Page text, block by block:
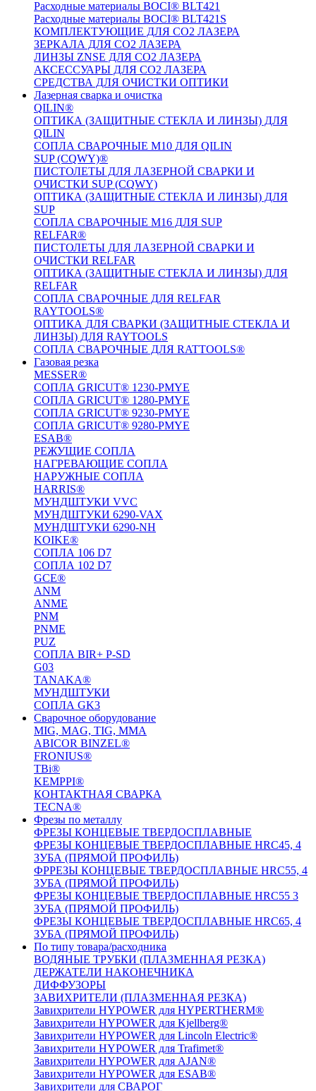
Расходные материалы BOCI® BLT421
Расходные материалы BOCI® BLT421S
КОМПЛЕКТУЮЩИЕ ДЛЯ CO2 ЛАЗЕРА
ЗЕРКАЛА ДЛЯ CO2 ЛАЗЕРА
ЛИНЗЫ ZNSE ДЛЯ CO2 ЛАЗЕРА
АКСЕССУАРЫ ДЛЯ CO2 ЛАЗЕРА
СРЕДСТВА ДЛЯ ОЧИСТКИ ОПТИКИ
Лазерная сварка и очистка
QILIN®
ОПТИКА (ЗАЩИТНЫЕ СТЕКЛА И ЛИНЗЫ) ДЛЯ
QILIN
СОПЛА СВАРОЧНЫЕ M10 ДЛЯ QILIN
SUP (CQWY)®
ПИСТОЛЕТЫ ДЛЯ ЛАЗЕРНОЙ СВАРКИ И
ОЧИСТКИ SUP (CQWY)
ОПТИКА (ЗАЩИТНЫЕ СТЕКЛА И ЛИНЗЫ) ДЛЯ
SUP
СОПЛА СВАРОЧНЫЕ M16 ДЛЯ SUP
RELFAR®
ПИСТОЛЕТЫ ДЛЯ ЛАЗЕРНОЙ СВАРКИ И
ОЧИСТКИ RELFAR
ОПТИКА (ЗАЩИТНЫЕ СТЕКЛА И ЛИНЗЫ) ДЛЯ
RELFAR
СОПЛА СВАРОЧНЫЕ ДЛЯ RELFAR
RAYTOOLS®
ОПТИКА ДЛЯ СВАРКИ (ЗАЩИТНЫЕ СТЕКЛА И
ЛИНЗЫ) ДЛЯ RAYTOOLS
СОПЛА СВАРОЧНЫЕ ДЛЯ RATTOOLS®
Газовая резка
MESSER®
СОПЛА GRICUT® 1230-PMYE
СОПЛА GRICUT® 1280-PMYE
СОПЛА GRICUT® 9230-PMYE
СОПЛА GRICUT® 9280-PMYE
ESAB®
РЕЖУЩИЕ СОПЛА
НАГРЕВАЮЩИЕ СОПЛА
НАРУЖНЫЕ СОПЛА
HARRIS®
МУНДШТУКИ VVC
МУНДШТУКИ 6290-VAX
МУНДШТУКИ 6290-NH
KOIKE®
СОПЛА 106 D7
СОПЛА 102 D7
GCE®
ANM
ANME
PNM
PNME
PUZ
СОПЛА BIR+ P-SD
G03
TANAKA®
МУНДШТУКИ
СОПЛА GK3
Сварочное оборудование
MIG, MAG, TIG, MMA
ABICOR BINZEL®
FRONIUS®
TBi®
KEMPPI®
КОНТАКТНАЯ СВАРКА
TECNA®
Фрезы по металлу
ФРЕЗЫ КОНЦЕВЫЕ ТВЕРДОСПЛАВНЫЕ
ФРЕЗЫ КОНЦЕВЫЕ ТВЕРДОСПЛАВНЫЕ HRC45, 4
ЗУБА (ПРЯМОЙ ПРОФИЛЬ)
ФРРЕЗЫ КОНЦЕВЫЕ ТВЕРДОСПЛАВНЫЕ HRC55, 4
ЗУБА (ПРЯМОЙ ПРОФИЛЬ)
ФРЕЗЫ КОНЦЕВЫЕ ТВЕРДОСПЛАВНЫЕ HRC55 3
ЗУБА (ПРЯМОЙ ПРОФИЛЬ)
ФРЕЗЫ КОНЦЕВЫЕ ТВЕРДОСПЛАВНЫЕ HRC65, 4
ЗУБА (ПРЯМОЙ ПРОФИЛЬ)
По типу товара/расходника
ВОДЯНЫЕ ТРУБКИ (ПЛАЗМЕННАЯ РЕЗКА)
ДЕРЖАТЕЛИ НАКОНЕЧНИКА
ДИФФУЗОРЫ
ЗАВИХРИТЕЛИ (ПЛАЗМЕННАЯ РЕЗКА)
Завихрители HYPOWER для HYPERTHERM®
Завихрители HYPOWER для Kjellberg®
Завихрители HYPOWER для Lincoln Electric®
Завихрители HYPOWER для Trafimet®
Завихрители HYPOWER для AJAN®
Завихрители HYPOWER для ESAB®
Завихрители для СВАРОГ